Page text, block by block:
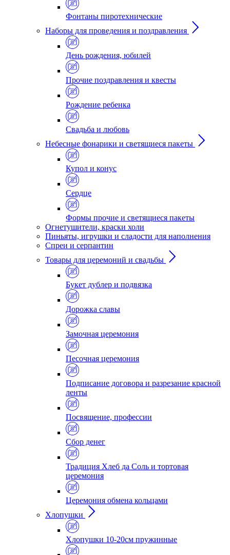
Фонтаны пиротехнические
Наборы для проведения и поздравления
День рождения, юбилей
Прочие поздравления и квесты
Рождение ребенка
Свадьба и любовь
Небесные фонарики и светящиеся пакеты
Купол и конус
Сердце
Формы прочие и светящиеся пакеты
Огнетушители, краски холи
Пиньяты, игрушки и сладости для наполнения
Спреи и серпантин
Товары для церемоний и свадьбы
Букет дублер и подвязка
Дорожка славы
Замочная церемония
Песочная церемония
Подписание договора и разрезание красной
ленты
Посвящение, профессии
Сбор денег
Традиция Хлеб да Соль и тортовая
церемония
Церемония обмена кольцами
Хлопушки
Хлопушки 10-20см пружинные